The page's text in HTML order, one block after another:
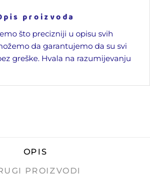
proizvoda
što precizniji u opisu svih
da garantujemo da su svi
greške. Hvala na razumijevanju
OPIS
PROIZVODI